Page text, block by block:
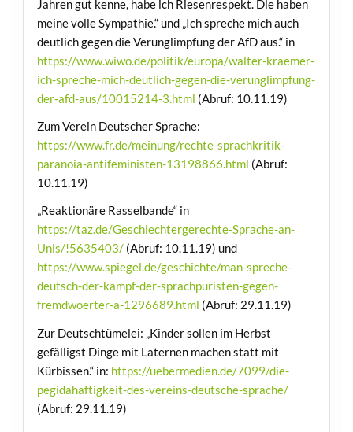
Jahren gut kenne, habe ich Riesenrespekt. Die haben
meine volle Sympathie.“ und „Ich spreche mich auch
deutlich gegen die Verunglimpfung der AfD aus.“ in
https://www.wiwo.de/politik/europa/walter-kraemer-
ich-spreche-mich-deutlich-gegen-die-verunglimpfung-
der-afd-aus/10015214-3.html (Abruf: 10.11.19)
Zum Verein Deutscher Sprache:
https://www.fr.de/meinung/rechte-sprachkritik-
paranoia-antifeministen-13198866.html (Abruf:
10.11.19)
„Reaktionäre Rasselbande“ in
https://taz.de/Geschlechtergerechte-Sprache-an-
Unis/!5635403/(Abruf: 10.11.19) und
https://www.spiegel.de/geschichte/man-spreche-
deutsch-der-kampf-der-sprachpuristen-gegen-
fremdwoerter-a-1296689.html (Abruf: 29.11.19)
Zur Deutschtümelei: „Kinder sollen im Herbst
gefälligst Dinge mit Laternen machen statt mit
Kürbissen.“ in: https://uebermedien.de/7099/die-
pegidahaftigkeit-des-vereins-deutsche-sprache/
(Abruf: 29.11.19)